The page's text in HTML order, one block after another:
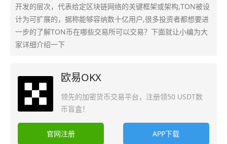
开发的层次，代表给定区块链网络的关键框架或架构,TON被设
计为可扩展的，据称能够容纳数十亿用户,很多投资者都想要进
一步的了解TON币在哪些交易所可以交易？下面就让小编为大
家详细介绍一下
欧易OKX
领先的加密货币交易平台，注册领50 USDT数
币盲盒！
官网注册 APP下载